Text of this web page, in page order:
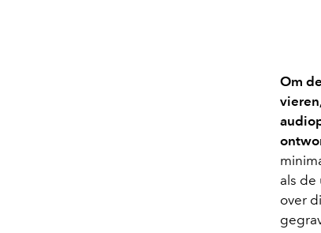
Om
als
over